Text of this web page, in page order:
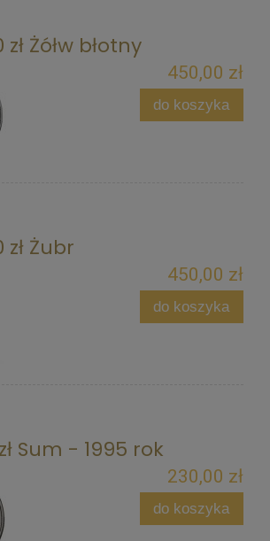
Żółw błotny
450,00 zł
do koszyka
Żubr
450,00 zł
do koszyka
Sum - 1995 rok
230,00 zł
do koszyka